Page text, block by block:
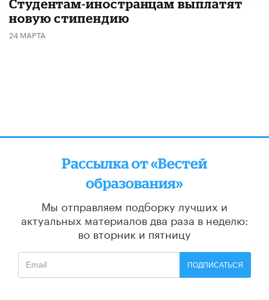
Студентам-иностранцам выплатят
новую стипендию
24 МАРТА
Рассылка от «Вестей
образования»
Мы отправляем подборку лучших и
актуальных материалов два раза в неделю:
во вторник и пятницу
ПОДПИСАТЬСЯ